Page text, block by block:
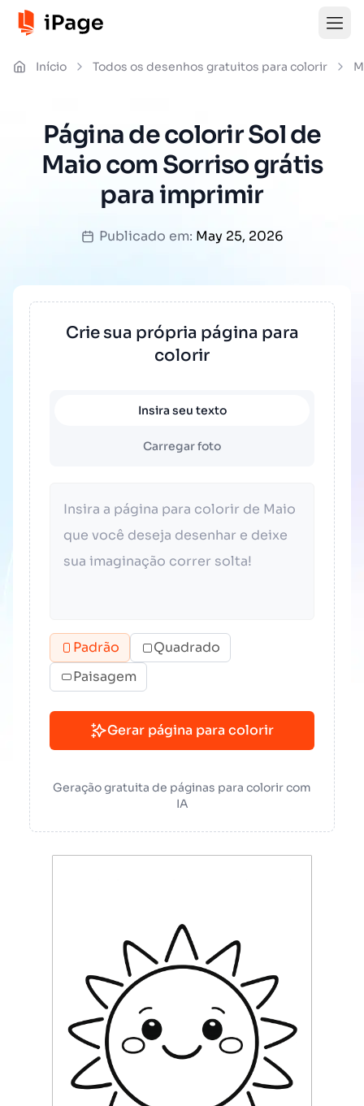
Início Todos os desenhos gratuitos para colorir
Página de colorir Sol de
Maio com Sorriso grátis
para imprimir
Publicado em: May 25, 2026
Crie sua própria página para
colorir
Insira seu texto
Carregar foto
Padrão
Quadrado
Paisagem
Gerar página para colorir
Geração gratuita de páginas para colorir com
IA